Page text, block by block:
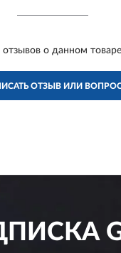
отзывов о данном
ОТЗЫВ ИЛИ